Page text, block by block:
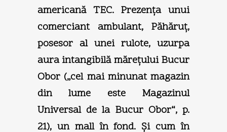
americană TEC. Prezenţa unui
comerciant ambulant, Păhăruţ,
posesor al unei rulote, uzurpa
aura intangibilă măreţului Bucur
Obor („cel mai minunat magazin
din lume este Magazinul
Universal de la Bucur Obor“, p.
21), un mall în fond. Şi cum în